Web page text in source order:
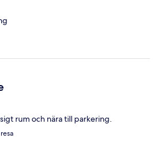
rum och nära till parkering.